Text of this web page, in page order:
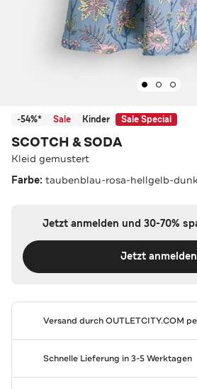
-54%* Sale Kinder Sale Special
SCOTCH & SODA
Kleid gemustert
Farbe: taubenblau-rosa-hellgelb-
Jetzt anmelden und 30-70%
Jetzt anmelden
Versand durchOUTLETCITY.COM
Schnelle Lieferung in 3-5 Werktagen